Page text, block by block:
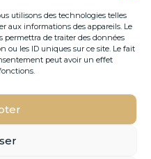
utilisons des technologies telles
aux informations des appareils. Le
permettra de traiter des données
ou les ID uniques sur ce site. Le fait
peut avoir un effet
directement par email.